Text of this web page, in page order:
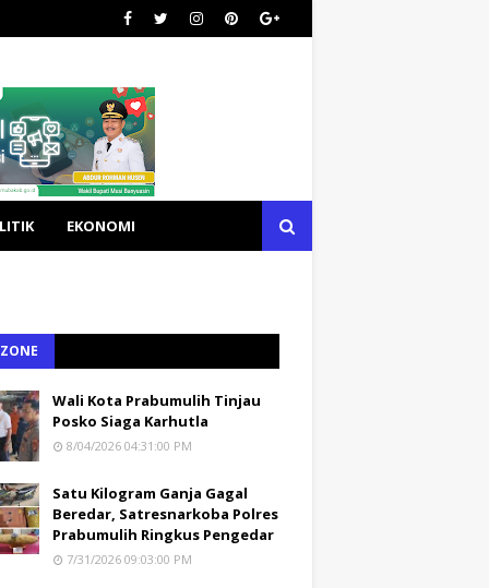
EKONOMI
Wali Kota Prabumulih Tinjau
Posko Siaga Karhutla
8/04/2026 04:31:00 PM
Satu Kilogram Ganja Gagal
Beredar, Satresnarkoba Polres
Prabumulih Ringkus Pengedar
7/31/2026 09:03:00 PM